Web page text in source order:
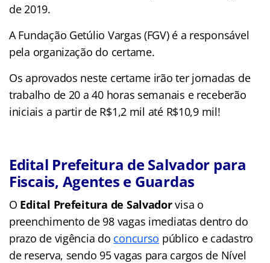
de 2019.
A Fundação Getúlio Vargas (FGV) é a responsável
pela organização do certame.
Os aprovados neste certame irão ter jornadas de
trabalho de 20 a 40 horas semanais e receberão
iniciais a partir de R$1,2 mil até R$10,9 mil!
Edital Prefeitura de Salvador para
Fiscais, Agentes e Guardas
O Edital Prefeitura de Salvadorvisa o
preenchimento de 98 vagas imediatas dentro do
prazo de vigência do concurso público e cadastro
de reserva, sendo 95 vagas para cargos de Nível